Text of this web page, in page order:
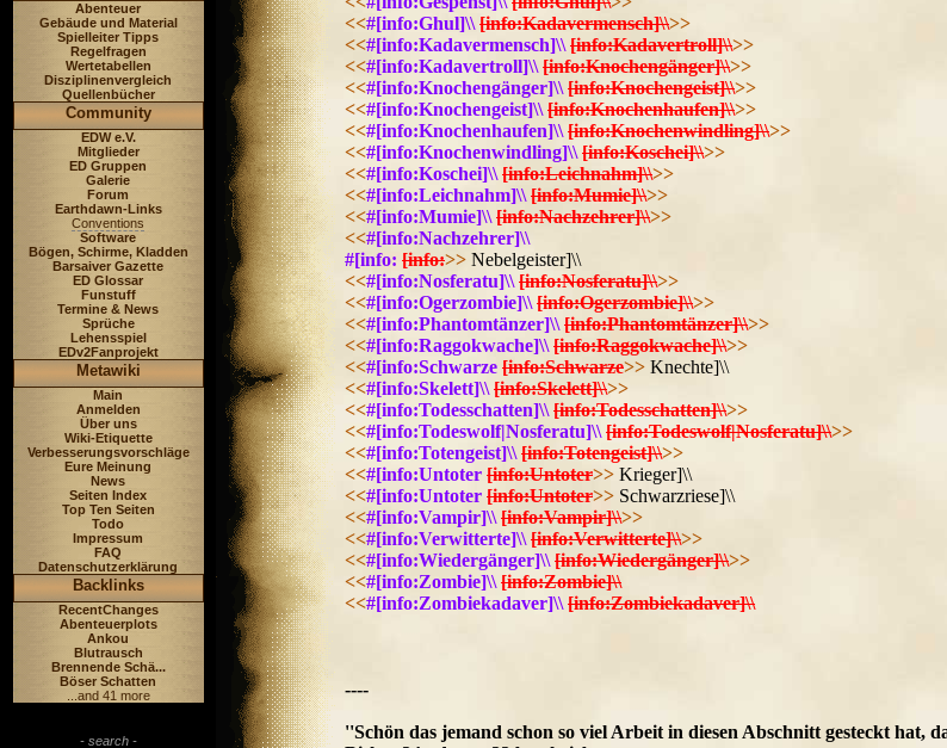
Abenteuer
Gebäude und Material
Spielleiter Tipps
Regelfragen
Wertetabellen
Disziplinenvergleich
Quellenbücher
Community
EDW e.V.
Mitglieder
ED Gruppen
Galerie
Forum
Earthdawn-Links
Conventions
Software
Bögen, Schirme, Kladden
Barsaiver Gazette
ED Glossar
Funstuff
Termine & News
Sprüche
Lehensspiel
EDv2Fanprojekt
Metawiki
Main
Anmelden
Über uns
Wiki-Etiquette
Verbesserungsvorschläge
Eure Meinung
News
Seiten Index
Top Ten Seiten
Todo
Impressum
FAQ
Datenschutzerklärung
Backlinks
RecentChanges
Abenteuerplots
Ankou
Blutrausch
Brennende Schä...
Böser Schatten
...and 41 more
- search -
<<#[info:Ghul]\\ [info:Kadavermensch]\\>>
<<#[info:Kadavermensch]\\ [info:Kadavertroll]\\>>
<<#[info:Kadavertroll]\\ [info:Knochengänger]\\>>
<<#[info:Knochengänger]\\ [info:Knochengeist]\\>>
<<#[info:Knochengeist]\\ [info:Knochenhaufen]\\>>
<<#[info:Knochenhaufen]\\ [info:Knochenwindling]\\>>
<<#[info:Knochenwindling]\\ [info:Koschei]\\>>
<<#[info:Koschei]\\ [info:Leichnahm]\\>>
<<#[info:Leichnahm]\\ [info:Mumie]\\>>
<<#[info:Mumie]\\ [info:Nachzehrer]\\>>
<<#[info:Nachzehrer]\\
#[info: [info:>> Nebelgeister]\\
<<#[info:Nosferatu]\\ [info:Nosferatu]\\>>
<<#[info:Ogerzombie]\\ [info:Ogerzombie]\\>>
<<#[info:Phantomtänzer]\\ [info:Phantomtänzer]\\>>
<<#[info:Raggokwache]\\ [info:Raggokwache]\\>>
<<#[info:Schwarze [info:Schwarze>> Knechte]\\
<<#[info:Skelett]\\ [info:Skelett]\\>>
<<#[info:Todesschatten]\\ [info:Todesschatten]\\>>
<<#[info:Todeswolf|Nosferatu]\\ [info:Todeswolf|Nosferatu]\\>>
<<#[info:Totengeist]\\ [info:Totengeist]\\>>
<<#[info:Untoter [info:Untoter>> Krieger]\\
<<#[info:Untoter [info:Untoter>> Schwarzriese]\\
<<#[info:Vampir]\\ [info:Vampir]\\>>
<<#[info:Verwitterte]\\ [info:Verwitterte]\\>>
<<#[info:Wiedergänger]\\ [info:Wiedergänger]\\>>
<<#[info:Zombie]\\ [info:Zombie]\\
<<#[info:Zombiekadaver]\\ [info:Zombiekadaver]\\
----
''Schön das jemand schon so viel Arbeit in diesen Abschnitt gesteckt hat,